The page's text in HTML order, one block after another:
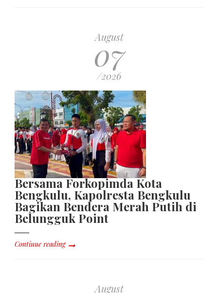
August
07
/2026
Bersama Forkopimda Kota
Bengkulu, Kapolresta Bengkulu
Bagikan Bendera Merah Putih di
Belungguk Point
Continue reading
August